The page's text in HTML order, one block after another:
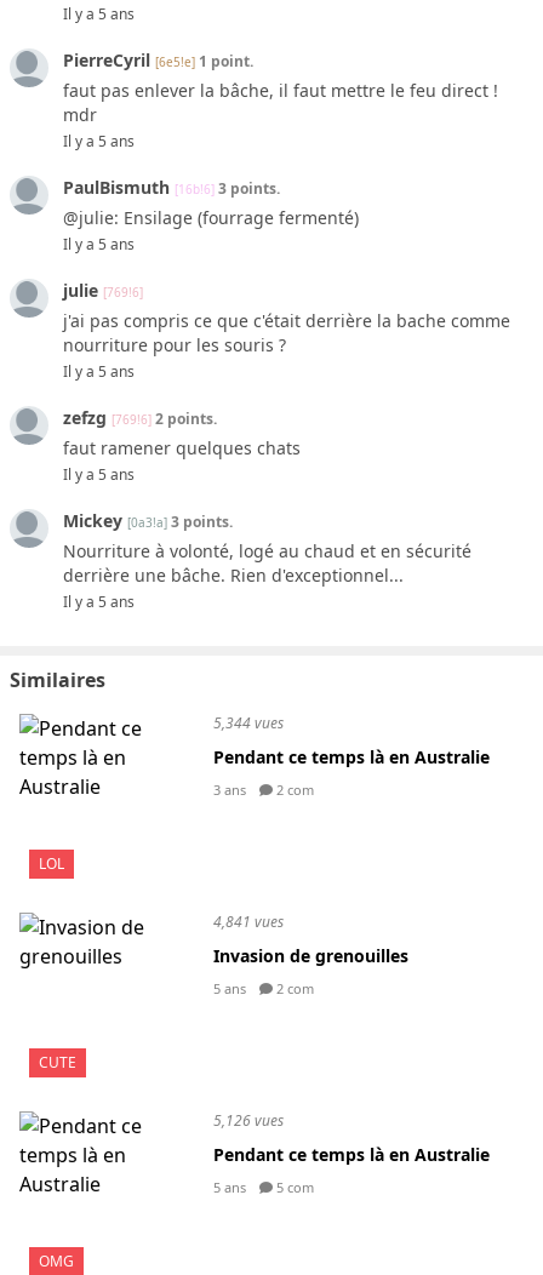
Il y a 5 ans
PierreCyril [6e5!e] 1 point.
faut pas enlever la bâche, il faut mettre le feu direct !
mdr
Il y a 5 ans
PaulBismuth [16b!6] 3 points.
@julie: Ensilage (fourrage fermenté)
Il y a 5 ans
julie [769!6]
j'ai pas compris ce que c'était derrière la bache comme
nourriture pour les souris ?
Il y a 5 ans
zefzg [769!6] 2 points.
faut ramener quelques chats
Il y a 5 ans
Mickey [0a3!a] 3 points.
Nourriture à volonté, logé au chaud et en sécurité
derrière une bâche. Rien d'exceptionnel...
Il y a 5 ans
Similaires
LOL
5,344 vues
Pendant ce temps là en Australie
3 ans 2 com
CUTE
4,841 vues
Invasion de grenouilles
5 ans 2 com
OMG
5,126 vues
Pendant ce temps là en Australie
5 ans 5 com